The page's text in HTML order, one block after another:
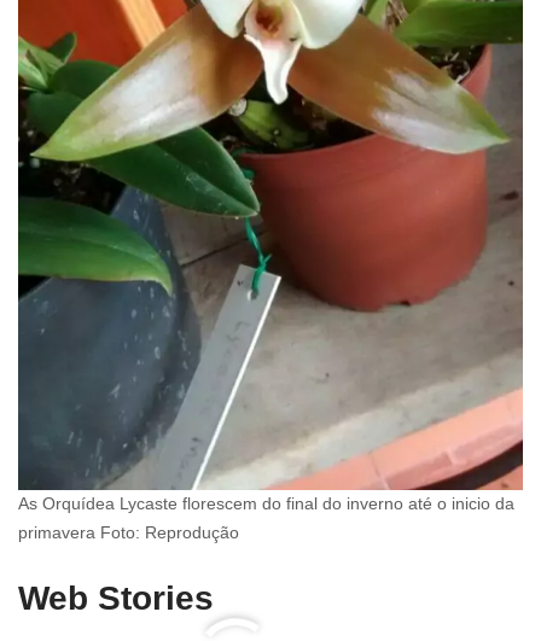
As Orquídea Lycaste florescem do final do inverno até o inicio da
primavera Foto: Reprodução
Web Stories